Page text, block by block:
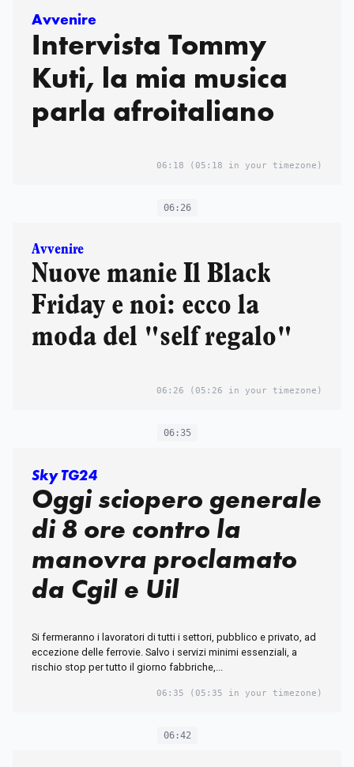
Avvenire
Intervista Tommy
Kuti, la mia musica
parla afroitaliano
06:18 (05:18 in your timezone)
06:26
Avvenire
Nuove manie Il Black
Friday e noi: ecco la
moda del "self regalo"
06:26 (05:26 in your timezone)
06:35
Sky TG24
Oggi sciopero generale
di 8 ore contro la
manovra proclamato
da Cgil e Uil
Si fermeranno i lavoratori di tutti i settori, pubblico e privato, ad
eccezione delle ferrovie. Salvo i servizi minimi essenziali, a
rischio stop per tutto il giorno fabbriche,...
06:35 (05:35 in your timezone)
06:42